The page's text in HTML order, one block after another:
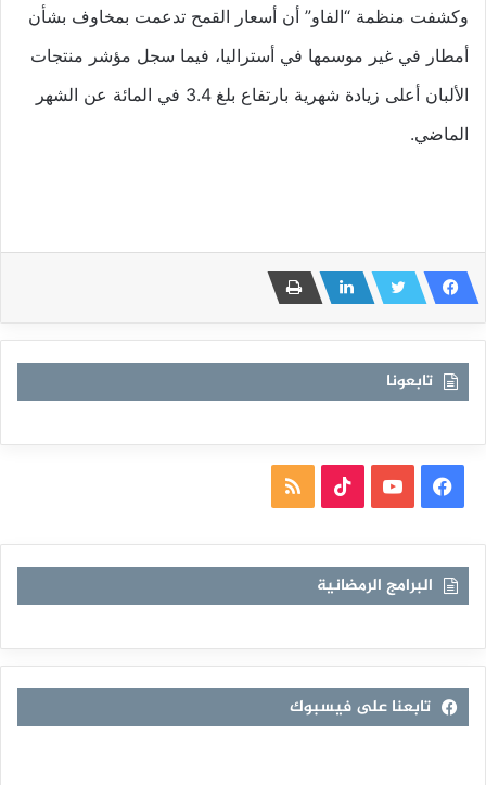
وكشفت منظمة “الفاو” أن أسعار القمح تدعمت بمخاوف بشأن
أمطار في غير موسمها في أستراليا، فيما سجل مؤشر منتجات
الألبان أعلى زيادة شهرية بارتفاع بلغ 3.4 في المائة عن الشهر
الماضي.
تابعونا
فيسبوكيوتيوب TikTokملخص
RSS
البرامج الرمضانية
تابعنا على فيسبوك